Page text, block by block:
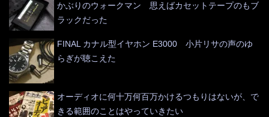
かぶりのウォークマン 思えばカセットテープのもブ
ラックだった
FINAL カナル型イヤホン E3000 小片リサの声のゆ
らぎが聴こえた
オーディオに何十万何百万かけるつもりはないが、で
きる範囲のことはやっていきたい